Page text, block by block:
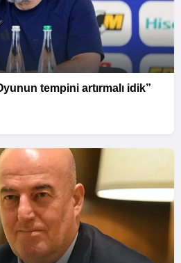
tempini artırmalı idik”